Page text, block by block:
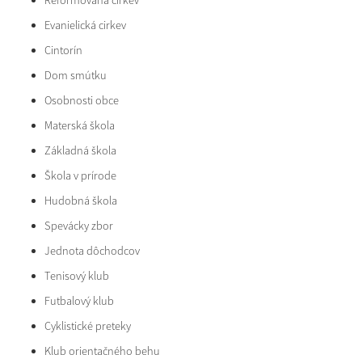
Evanielická cirkev
Cintorín
Dom smútku
Osobnosti obce
Materská škola
Základná škola
Škola v prírode
Hudobná škola
Spevácky zbor
Jednota dôchodcov
Tenisový klub
Futbalový klub
Cyklistické preteky
Klub orientačného behu